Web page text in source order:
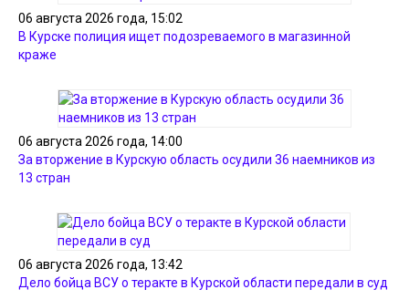
06 августа 2026 года, 15:02
В Курске полиция ищет подозреваемого в магазинной
краже
06 августа 2026 года, 14:00
За вторжение в Курскую область осудили 36 наемников из
13 стран
06 августа 2026 года, 13:42
Дело бойца ВСУ о теракте в Курской области передали в суд